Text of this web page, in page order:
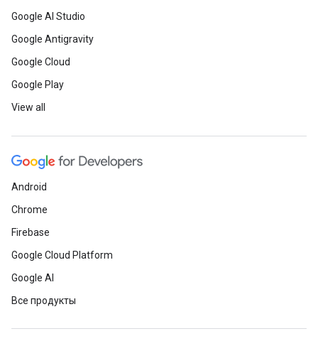
Google AI Studio
Google Antigravity
Google Cloud
Google Play
View all
Android
Chrome
Firebase
Google Cloud Platform
Google AI
Все продукты